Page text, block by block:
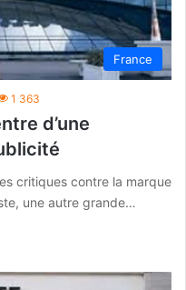
France
1 363
d’une
critiques contre la marque
une autre grande…